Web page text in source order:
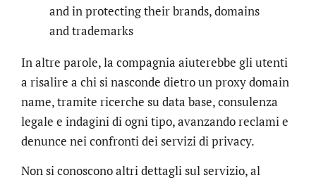
and in protecting their brands, domains
and trademarks
In altre parole, la compagnia aiuterebbe gli utenti
a risalire a chi si nasconde dietro un proxy domain
name, tramite ricerche su data base, consulenza
legale e indagini di ogni tipo, avanzando reclami e
denunce nei confronti dei servizi di privacy.
Non si conoscono altri dettagli sul servizio, al